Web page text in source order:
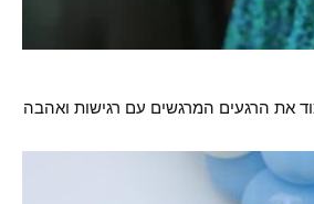
את הרגעים המרגשים עם רגישות ואהבה